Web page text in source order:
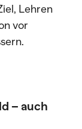
Lehren
vor
– auch